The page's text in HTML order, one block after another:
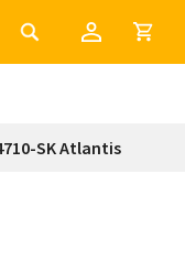
SK Atlantis